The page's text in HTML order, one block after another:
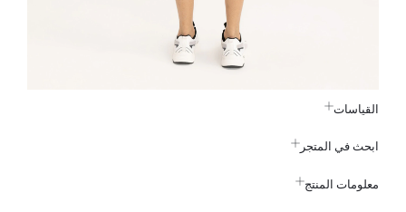
القياسات
ابحث في المتجر
معلومات المنتج